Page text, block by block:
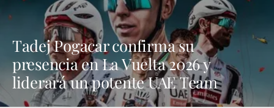
Tadej Pogacar confirma su
presencia en La Vuelta 2026 y
liderará un potente UAE Team